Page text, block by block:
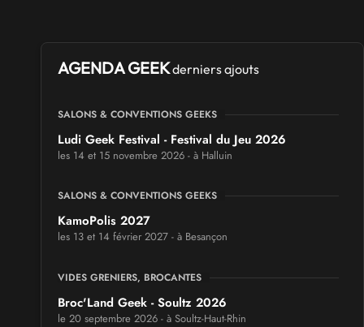
AGENDA GEEKderniers ajouts
SALONS & CONVENTIONS GEEKS
Ludi Geek Festival - Festival du Jeu 2026
les 14 et 15 novembre 2026 - à Halluin
SALONS & CONVENTIONS GEEKS
KamoPolis 2027
les 13 et 14 février 2027 - à Besançon
VIDES GRENIERS, BROCANTES
Broc'Land Geek - Soultz 2026
le 20 septembre 2026 - à Soultz-Haut-Rhin